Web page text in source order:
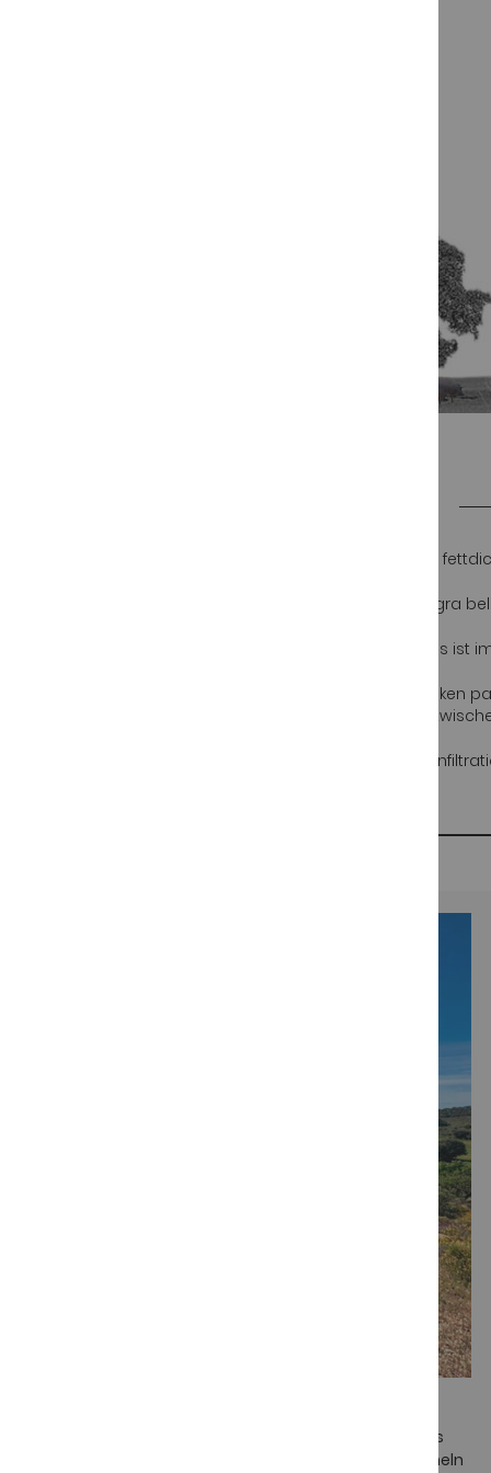
Der Spanischer Schinken wird in
Der iberische Schinken pata negra
Die Farbe des iberischen Schinkens ist
Der iberische Schinken
Duft. intensiver Geschmack mit Geschmacksnoten
Textur: homogen, mit gleichmäßiger
Die Ibérico-Pata-Negra-Schweine, die in unseren Dehesas
leben, werden in freier Wildbahn aufgezogen und mit Eicheln